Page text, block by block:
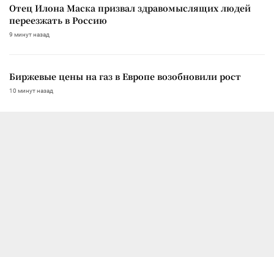
Отец Илона Маска призвал здравомыслящих людей
переезжать в Россию
9 минут назад
Биржевые цены на газ в Европе возобновили рост
10 минут назад